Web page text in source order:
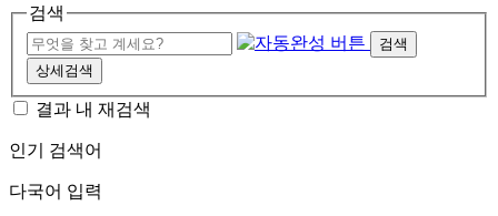
검색
검색
상세검색
결과 내 재검색
인기 검색어
다국어 입력